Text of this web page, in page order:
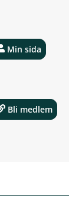
Min sida
Bli medlem